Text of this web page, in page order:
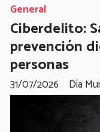
Ciberdelito:
prevención
personas
Día
General
31/07/2026